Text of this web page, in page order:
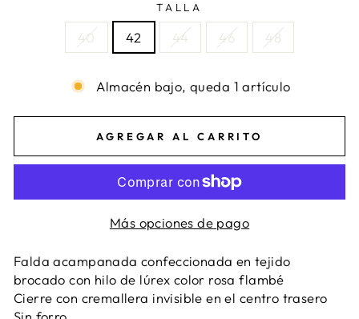
TALLA
40 42 44 46 48
Almacén bajo, queda 1 artículo
AGREGAR AL CARRITO
Más opciones de pago
Falda acampanada confeccionada en tejido
brocado con hilo de lúrex color rosa flambé
Cierre con cremallera invisible en el centro trasero